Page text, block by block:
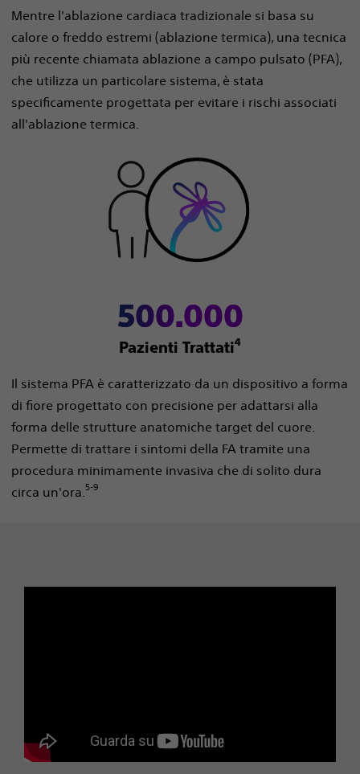
Mentre l'ablazione cardiaca tradizionale si basa su
calore o freddo estremi (ablazione termica), una tecnica
più recente chiamata ablazione a campo pulsato (PFA),
che utilizza un particolare sistema, è stata
specificamente progettata per evitare i rischi associati
all'ablazione termica.
500.000
Pazienti Trattati4
Il sistema PFA è caratterizzato da un dispositivo a forma
di fiore progettato con precisione per adattarsi alla
forma delle strutture anatomiche target del cuore.
Permette di trattare i sintomi della FA tramite una
procedura minimamente invasiva che di solito dura
circa un'ora. 5-9